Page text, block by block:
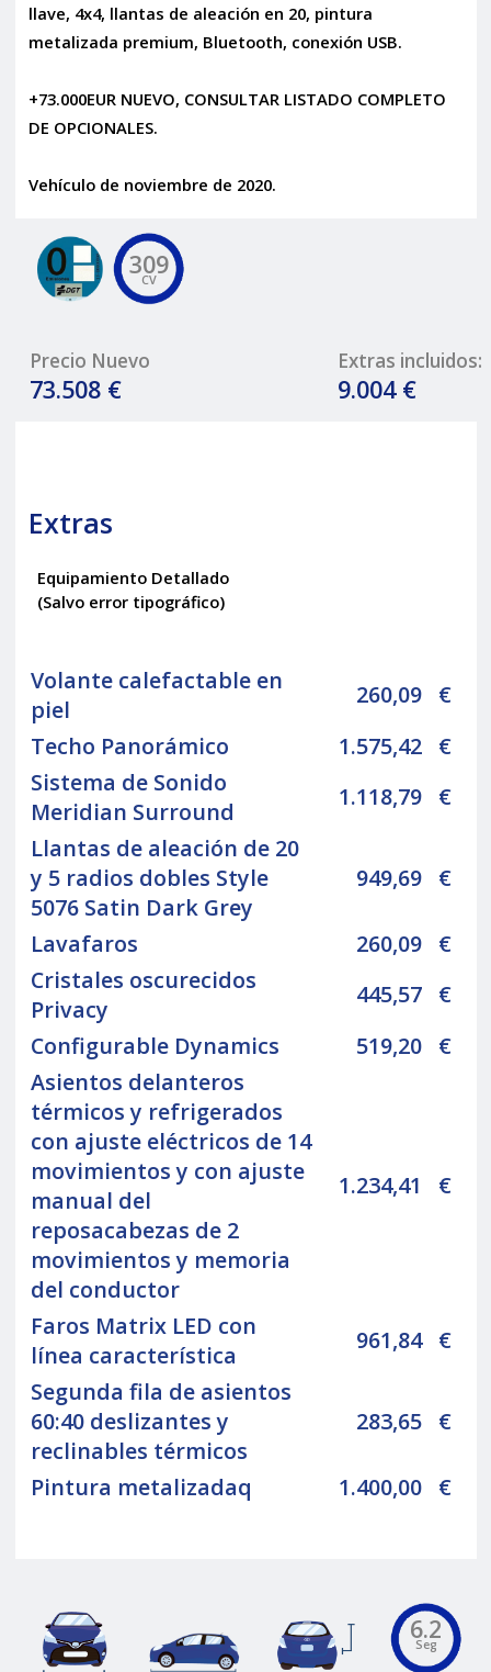
llave, 4x4, llantas de aleación en 20, pintura
metalizada premium, Bluetooth, conexión USB.
+73.000EUR NUEVO, CONSULTAR LISTADO COMPLETO
DE OPCIONALES.
Vehículo de noviembre de 2020.
309
CV
Precio Nuevo
73.508 €
Extras incluidos:
9.004 €
Extras
Equipamiento Detallado
(Salvo error tipográfico)
Volante calefactable en
piel
260,09 €
Techo Panorámico
1.575,42 €
Sistema de Sonido
Meridian Surround
1.118,79 €
Llantas de aleación de 20
y 5 radios dobles Style
5076 Satin Dark Grey
949,69 €
Lavafaros 260,09 €
Cristales oscurecidos
Privacy
445,57 €
Configurable Dynamics
519,20 €
Asientos delanteros
térmicos y refrigerados
con ajuste eléctricos de 14
movimientos y con ajuste
manual del
reposacabezas de 2
movimientos y memoria
del conductor
1.234,41 €
Faros Matrix LED con
línea característica
961,84 €
Segunda fila de asientos
60:40 deslizantes y
reclinables térmicos
283,65 €
Pintura metalizadaq 1.400,00 €
6.2
Seg